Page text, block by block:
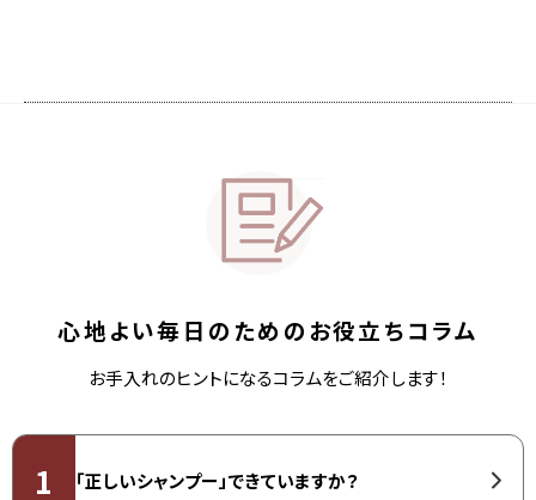
心地よい毎日のためのお役立ちコラム
お手入れのヒントになるコラムをご紹介します！
「正しいシャンプー」できていますか？